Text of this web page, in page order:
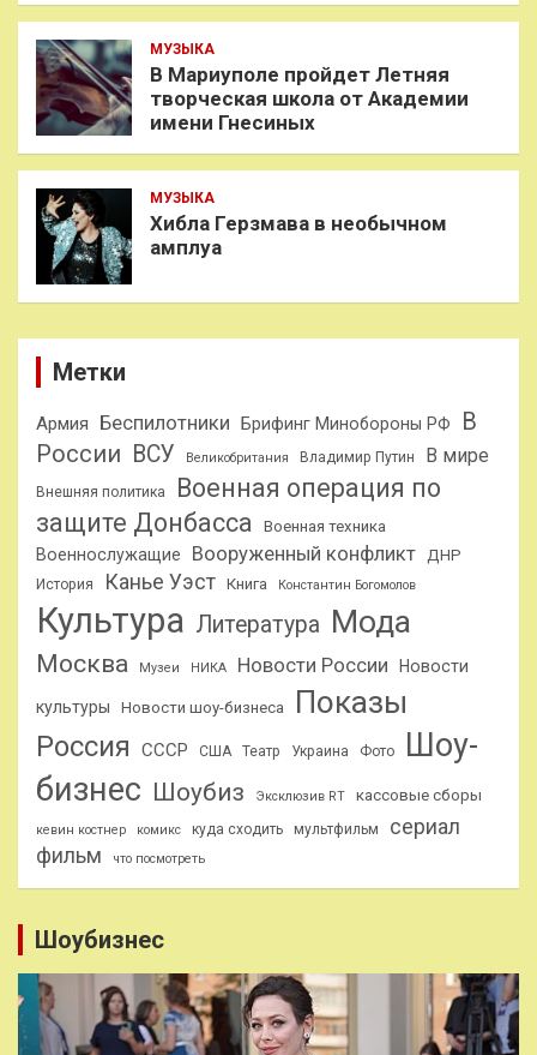
МУЗЫКА
В Мариуполе пройдет Летняя
творческая школа от Академии
имени Гнесиных
МУЗЫКА
Хибла Герзмава в необычном
амплуа
Метки
Армия Беспилотники Брифинг Минобороны РФ
В
России ВСУ Великобритания Владимир Путин В мире
Внешняя политика
Военная операция по
защите Донбасса
Военная техника
Военнослужащие Вооруженный конфликт ДНР
История Канье Уэст Книга Константин Богомолов
Культура Литература Мода
Москва Музеи НИКА Новости России Новости
культуры Новости шоу-бизнеса Показы
Россия СССР США Театр Украина Фото
Шоу-
бизнес Шоубиз Эксклюзив RT кассовые сборы
кевин костнер комикс куда сходить мультфильм
сериал
фильм
что посмотреть
Шоубизнес